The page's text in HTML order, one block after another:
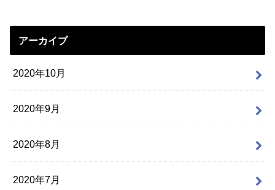
アーカイブ
2020年10月
2020年9月
2020年8月
2020年7月